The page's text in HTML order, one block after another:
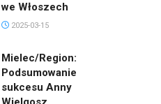
we Włoszech
2025-03-15
Mielec/Region:
Podsumowanie
sukcesu Anny